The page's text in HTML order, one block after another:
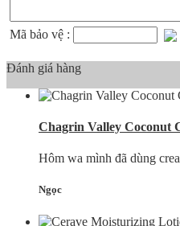
Mã bảo vệ :
Đánh giá hàng
Chagrin Valley Coconut
Hôm wa mình đã dùng
Ngọc